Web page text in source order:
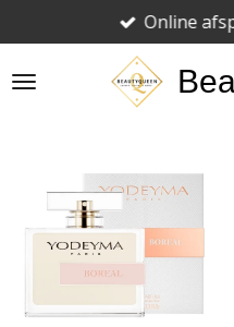
direct
naar
Online